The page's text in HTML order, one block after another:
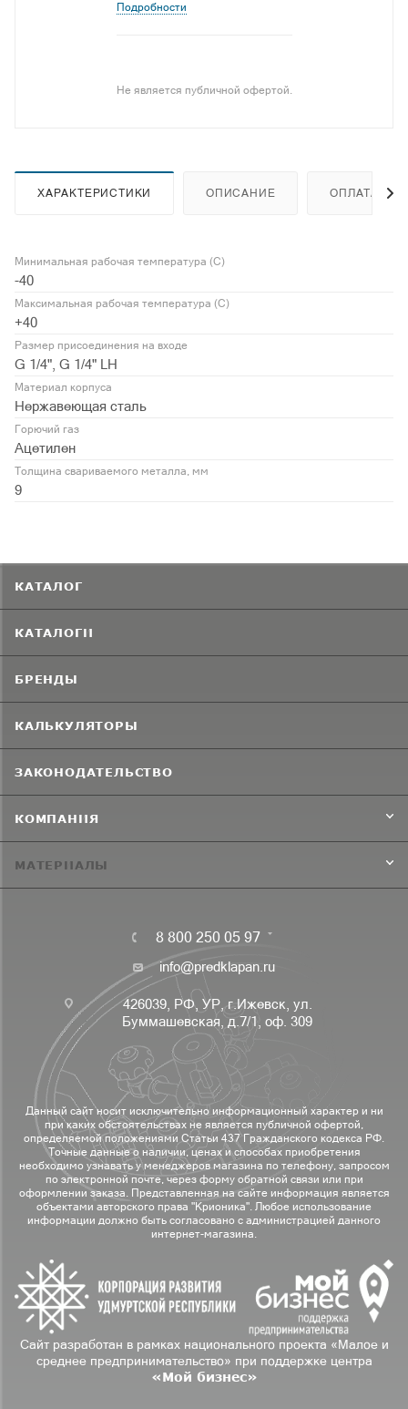
Подробности
Не является публичной офертой.
ХАРАКТЕРИСТИКИ ОПИСАНИЕ ОПЛАТА
Минимальная рабочая температура (С)
-40
Максимальная рабочая температура (С)
+40
Размер присоединения на входе
G 1/4", G 1/4" LH
Материал корпуса
Нержавеющая сталь
Горючий газ
Ацетилен
Толщина свариваемого металла, мм
9
КАТАЛОГ
КАТАЛОГИ
БРЕНДЫ
КАЛЬКУЛЯТОРЫ
ЗАКОНОДАТЕЛЬСТВО
КОМПАНИЯ
МАТЕРИАЛЫ
8 800 250 05 97
info@predklapan.ru
426039, РФ, УР, г.Ижевск, ул.
Буммашевская, д.7/1, оф. 309
Данный сайт носит исключительно информационный характер и ни
при каких обстоятельствах не является публичной офертой,
определяемой положениями Статьи 437 Гражданского кодекса РФ.
Точные данные о наличии, ценах и способах приобретения
необходимо узнавать у менеджеров магазина по телефону, запросом
по электронной почте, через форму обратной связи или при
оформлении заказа. Представленная на сайте информация является
объектами авторского права "Крионика". Любое использование
информации должно быть согласовано с администрацией данного
интернет-магазина.
Сайт разработан в рамках национального проекта «Малое и
среднее предпринимательство» при поддержке центра
«Мой бизнес»